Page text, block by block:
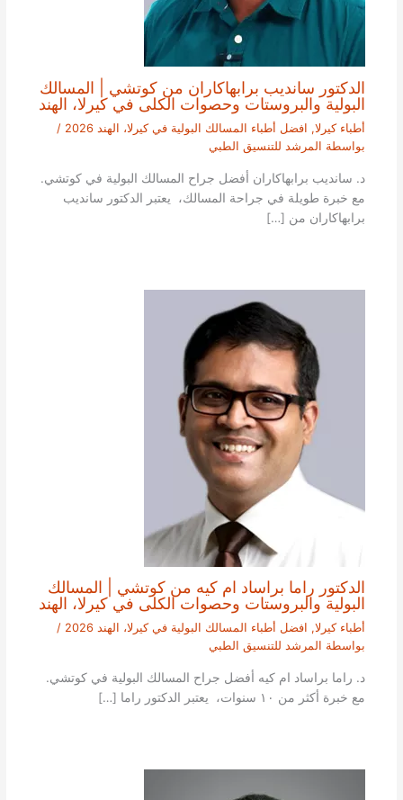
الدكتور سانديب برابهاكاران من كوتشي | المسالك
البولية والبروستات وحصوات الكلى في كيرلا، الهند
أطباء كيرلا, افضل أطباء المسالك البولية في كيرلا، الهند 2026
/
بواسطة المرشد للتنسيق الطبي
د. سانديب برابهاكاران أفضل جراح المسالك البولية في كوتشي.
مع خبرة طويلة في جراحة المسالك، يعتبر الدكتور سانديب
برابهاكاران من […]
الدكتور راما براساد ام كيه من كوتشي | المسالك
البولية والبروستات وحصوات الكلى في كيرلا، الهند
أطباء كيرلا, افضل أطباء المسالك البولية في كيرلا، الهند 2026
/
بواسطة المرشد للتنسيق الطبي
د. راما براساد ام كيه أفضل جراح المسالك البولية في كوتشي.
مع خبرة أكثر من ١٠ سنوات، يعتبر الدكتور راما […]